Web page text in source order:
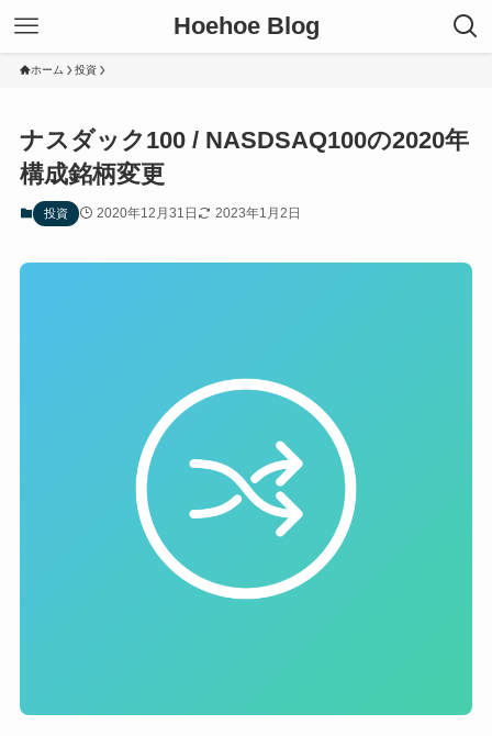
Hoehoe Blog
ホーム 投資
ナスダック100 / NASDSAQ100の2020年
構成銘柄変更
投資 2020年12月31日 2023年1月2日